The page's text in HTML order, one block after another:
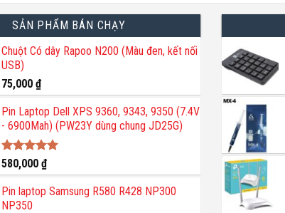
SẢN PHẨM BÁN CHẠY
Chuột Có dây Rapoo N200 (Màu đen, kết nối
USB)
75,000 ₫
Pin Laptop Dell XPS 9360, 9343, 9350 (7.4V
- 6900Mah) (PW23Y dùng chung JD25G)
Được xếp
hạng5.00
5 sao
580,000 ₫
Pin laptop Samsung R580 R428 NP300
NP350